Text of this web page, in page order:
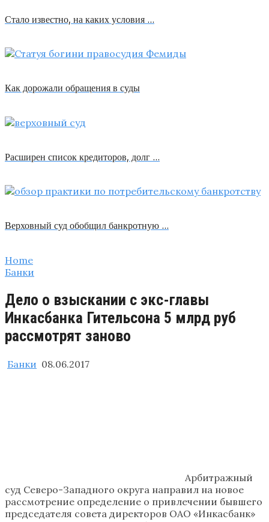
Стало известно, на каких условия …
Как дорожали обращения в суды
Расширен список кредиторов, долг …
Верховный суд обобщил банкротную …
Home
Банки
Дело о взыскании с экс-главы
Инкасбанка Гительсона 5 млрд руб
рассмотрят заново
Банки 08.06.2017
Арбитражный
суд Северо-Западного округа направил на новое
рассмотрение определение о привлечении бывшего
председателя совета директоров ОАО «Инкасбанк»